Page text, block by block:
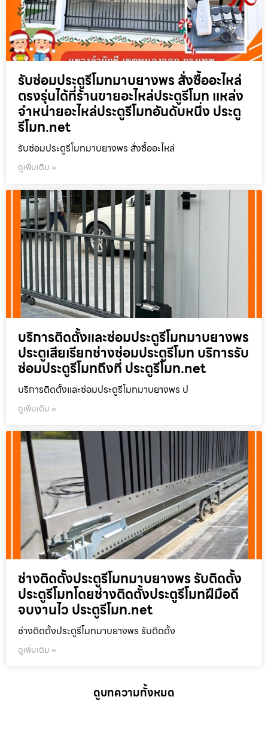
รับซ่อมประตูรีโมทมาบยางพร สั่งซื้ออะไหล่
ตรงรุ่นได้ที่ร้านขายอะไหล่ประตูรีโมท แหล่ง
จำหน่ายอะไหล่ประตูรีโมทอันดับหนึ่ง ประตู
รีโมท.net
รับซ่อมประตูรีโมทมาบยางพร สั่งซื้ออะไหล่
ดูเพิ่มเติม »
บริการติดตั้งและซ่อมประตูรีโมทมาบยางพร
ประตูเสียเรียกช่างซ่อมประตูรีโมท บริการรับ
ซ่อมประตูรีโมทถึงที่ ประตูรีโมท.net
บริการติดตั้งและซ่อมประตูรีโมทมาบยางพร ป
ดูเพิ่มเติม »
ช่างติดตั้งประตูรีโมทมาบยางพร รับติดตั้ง
ประตูรีโมทโดยช่างติดตั้งประตูรีโมทฝีมือดี
จบงานไว ประตูรีโมท.net
ช่างติดตั้งประตูรีโมทมาบยางพร รับติดตั้ง
ดูเพิ่มเติม »
ดูบทความทั้งหมด